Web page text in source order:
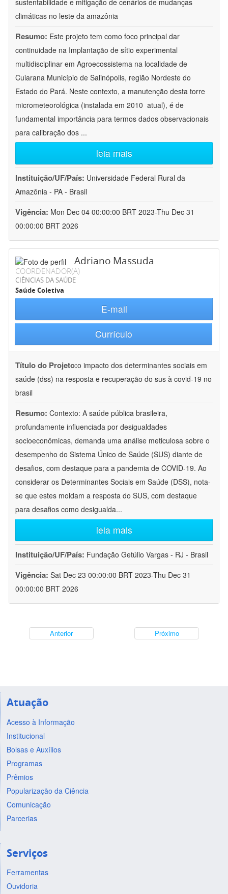
sustentabilidade e mitigação de cenários de mudanças
climáticas no leste da amazônia
Resumo: Este projeto tem como foco principal dar
continuidade na Implantação de sítio experimental
multidisciplinar em Agroecossistema na localidade de
Cuiarana Município de Salinópolis, região Nordeste do
Estado do Pará. Neste contexto, a manutenção desta torre
micrometeorológica (instalada em 2010  atual), é de
fundamental importância para termos dados observacionais
para calibração dos ...
leia mais
Instituição/UF/País: Universidade Federal Rural da
Amazônia - PA - Brasil
Vigência: Mon Dec 04 00:00:00 BRT 2023-Thu Dec 31
00:00:00 BRT 2026
Adriano Massuda
COORDENADOR(A)
CIÊNCIAS DA SAÚDE
Saúde Coletiva
E-mail
Currículo
Título do Projeto:o impacto dos determinantes sociais em
saúde (dss) na resposta e recuperação do sus à covid-19 no
brasil
Resumo: Contexto: A saúde pública brasileira,
profundamente influenciada por desigualdades
socioeconômicas, demanda uma análise meticulosa sobre o
desempenho do Sistema Único de Saúde (SUS) diante de
desafios, com destaque para a pandemia de COVID-19. Ao
considerar os Determinantes Sociais em Saúde (DSS), nota-
se que estes moldam a resposta do SUS, com destaque
para desafios como desigualda...
leia mais
Instituição/UF/País: Fundação Getúlio Vargas - RJ - Brasil
Vigência: Sat Dec 23 00:00:00 BRT 2023-Thu Dec 31
00:00:00 BRT 2026
Anterior Próximo
Atuação
Acesso à Informação
Institucional
Bolsas e Auxílios
Programas
Prêmios
Popularização da Ciência
Comunicação
Parcerias
Serviços
Ferramentas
Ouvidoria